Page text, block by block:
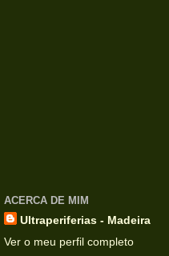
ACERCA DE MIM
Ultraperiferias - Madeira
Ver o meu perfil completo